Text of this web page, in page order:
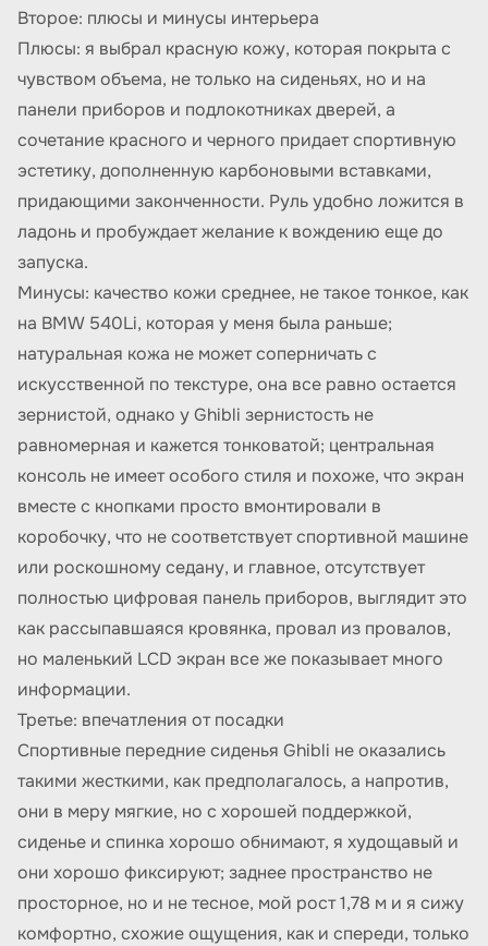
Второе: плюсы и минусы интерьера
Плюсы: я выбрал красную кожу, которая покрыта с
чувством объема, не только на сиденьях, но и на
панели приборов и подлокотниках дверей, а
сочетание красного и черного придает спортивную
эстетику, дополненную карбоновыми вставками,
придающими законченности. Руль удобно ложится в
ладонь и пробуждает желание к вождению еще до
запуска.
Минусы: качество кожи среднее, не такое тонкое, как
на BMW 540Li, которая у меня была раньше;
натуральная кожа не может соперничать с
искусственной по текстуре, она все равно остается
зернистой, однако у Ghibli зернистость не
равномерная и кажется тонковатой; центральная
консоль не имеет особого стиля и похоже, что экран
вместе с кнопками просто вмонтировали в
коробочку, что не соответствует спортивной машине
или роскошному седану, и главное, отсутствует
полностью цифровая панель приборов, выглядит это
как рассыпавшаяся кровянка, провал из провалов,
но маленький LCD экран все же показывает много
информации.
Третье: впечатления от посадки
Спортивные передние сиденья Ghibli не оказались
такими жесткими, как предполагалось, а напротив,
они в меру мягкие, но с хорошей поддержкой,
сиденье и спинка хорошо обнимают, я худощавый и
они хорошо фиксируют; заднее пространство не
просторное, но и не тесное, мой рост 1,78 м и я сижу
комфортно, схожие ощущения, как и спереди, только